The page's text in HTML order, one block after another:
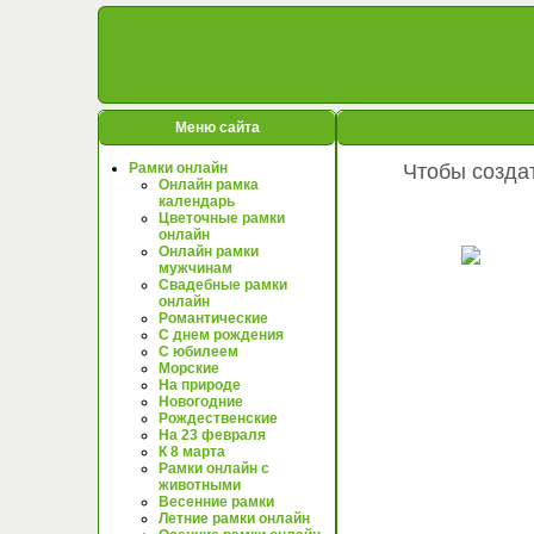
Меню сайта
Рамки онлайн
Онлайн рамка
календарь
Цветочные рамки
онлайн
Онлайн рамки
мужчинам
Свадебные рамки
онлайн
Романтические
С днем рождения
С юбилеем
Морские
На природе
Новогодние
Рождественские
На 23 февраля
К 8 марта
Рамки онлайн с
животными
Весенние рамки
Летние рамки онлайн
Чтобы